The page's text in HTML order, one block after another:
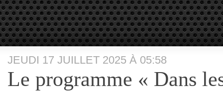
JEUDI 17 JUILLET 2025 À 05:58
Le programme « Dans